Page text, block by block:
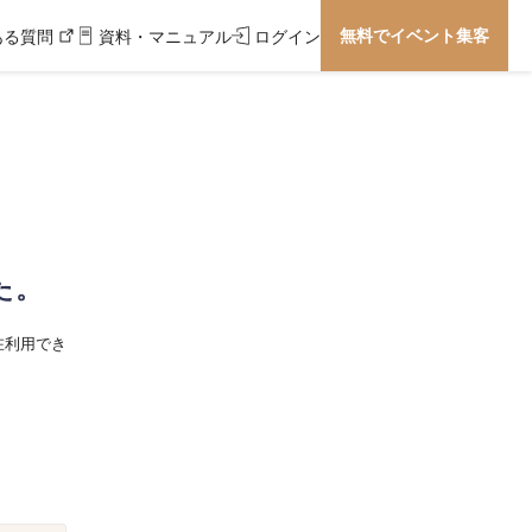
質問 資料・マニュアル ログイン 無料でイベント集客
用でき